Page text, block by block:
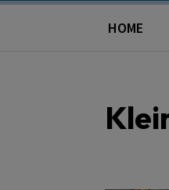
HOME